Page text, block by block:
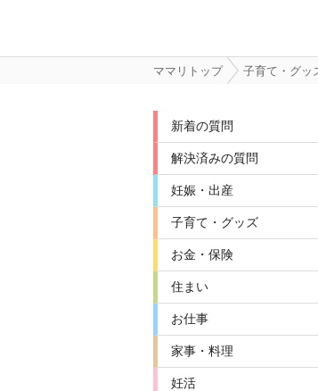
ママリトップ 子育て・グッ
新着の質問
解決済みの質問
妊娠・出産
子育て・グッズ
お金・保険
住まい
お仕事
家事・料理
妊活